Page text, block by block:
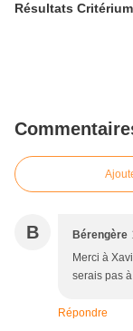
Résultats
B Bérengère
Merci à
serais pas
Répondre